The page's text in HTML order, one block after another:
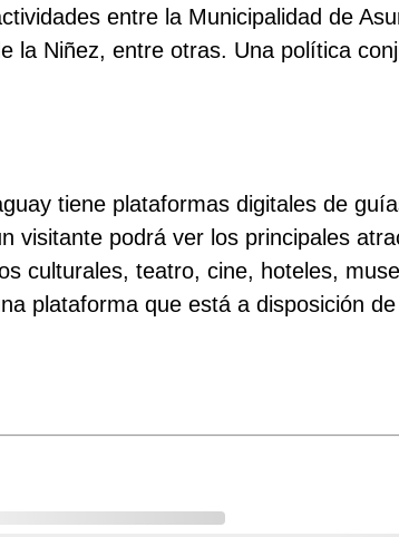
entre la Municipalidad de
la Niñez, entre otras. Una política
tiene plataformas digitales de
visitante podrá ver los principales
culturales, teatro, cine, hoteles,
plataforma que está a disposición